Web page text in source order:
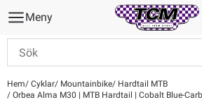
Meny
Hem Cyklar Mountainbike
Hardtail MTB
Orbea Alma M30 | MTB Hardtail | Cobalt Blue-